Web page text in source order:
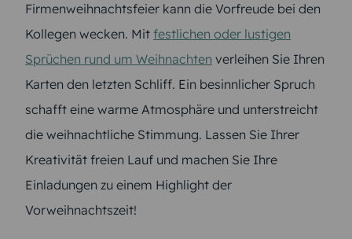
Firmenweihnachtsfeier kann die Vorfreude bei den
Kollegen wecken. Mit festlichen oder lustigen
Sprüchen rund um Weihnachten verleihen Sie Ihren
Karten den letzten Schliff. Ein besinnlicher Spruch
schafft eine warme Atmosphäre und unterstreicht
die weihnachtliche Stimmung. Lassen Sie Ihrer
Kreativität freien Lauf und machen Sie Ihre
Einladungen zu einem Highlight der
Vorweihnachtszeit!